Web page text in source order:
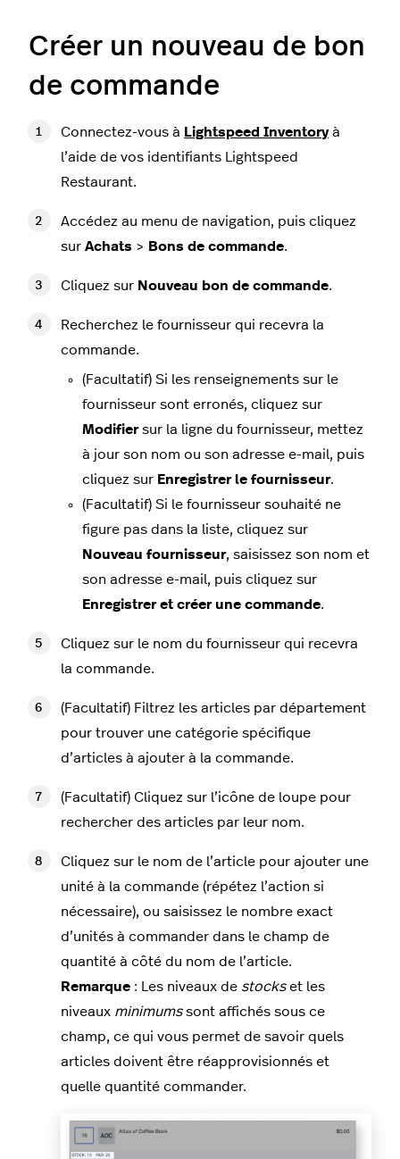
Créer un nouveau de bon
de commande
Connectez-vous à Lightspeed Inventoryà
l’aide de vos identifiants Lightspeed
Restaurant.
Accédez au menu de navigation, puis cliquez
sur Achats > Bons de commande.
Cliquez sur Nouveau bon de commande.
Recherchez le fournisseur qui recevra la
commande.
(Facultatif) Si les renseignements sur le
fournisseur sont erronés, cliquez sur
Modifiersur la ligne du fournisseur, mettez
à jour son nom ou son adresse e-mail, puis
cliquez sur Enregistrer le fournisseur.
(Facultatif) Si le fournisseur souhaité ne
figure pas dans la liste, cliquez sur
Nouveau fournisseur, saisissez son nom et
son adresse e-mail, puis cliquez sur
Enregistrer et créer une commande.
Cliquez sur le nom du fournisseur qui recevra
la commande.
(Facultatif) Filtrez les articles par département
pour trouver une catégorie spécifique
d’articles à ajouter à la commande.
(Facultatif) Cliquez sur l’icône de loupe pour
rechercher des articles par leur nom.
Cliquez sur le nom de l’article pour ajouter une
unité à la commande (répétez l’action si
nécessaire), ou saisissez le nombre exact
d’unités à commander dans le champ de
quantité à côté du nom de l’article.
Remarque : Les niveaux de stockset les
niveaux minimumssont affichés sous ce
champ, ce qui vous permet de savoir quels
articles doivent être réapprovisionnés et
quelle quantité commander.